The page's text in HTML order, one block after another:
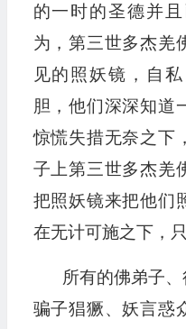
的一时的圣德并
为，第三世多杰羌
见的照妖镜，自
胆，他们深深知道
惊慌失措无奈之下
子上第三世多杰羌
把照妖镜来把他们
在无计可施之下，
所有的佛弟子
骗子猖獗、妖言惑